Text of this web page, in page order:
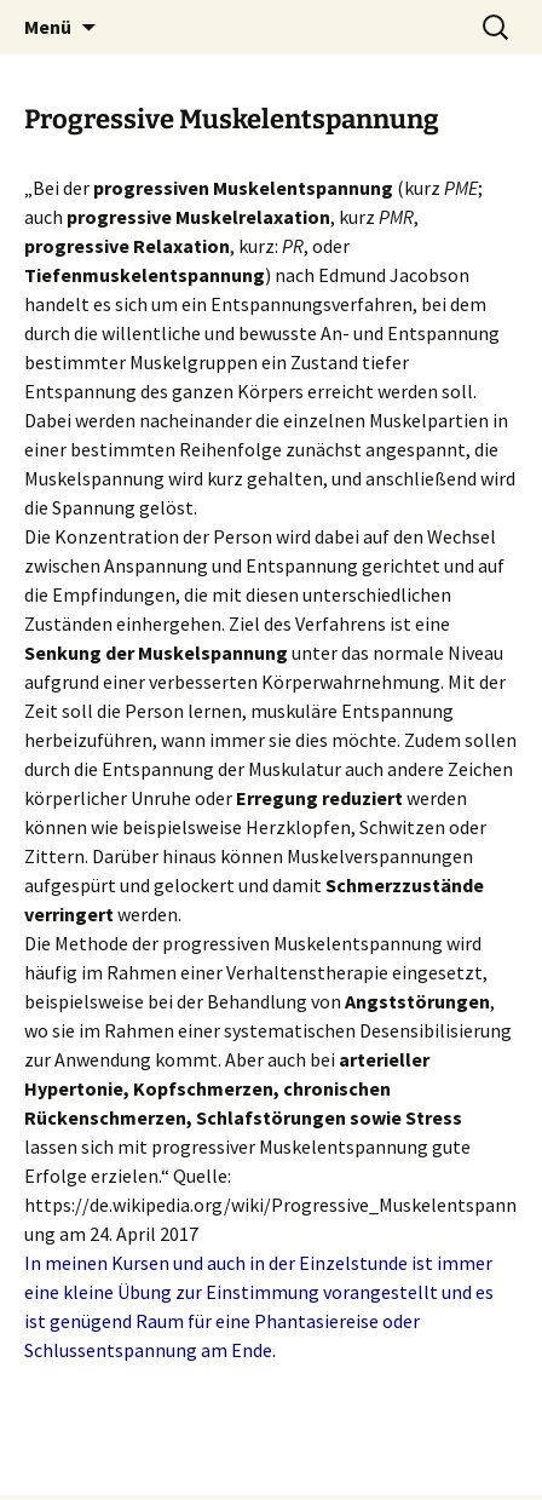
Ulrike Roderwald
Heilpraktische Psychotherapie
Menü
Suche
nach:
Progressive Muskelentspannung
„Bei der progressiven Muskelentspannung (kurz PME;
auch progressive Muskelrelaxation, kurz PMR,
progressive Relaxation, kurz: PR, oder
Tiefenmuskelentspannung) nach Edmund Jacobson
handelt es sich um ein Entspannungsverfahren, bei dem
durch die willentliche und bewusste An- und Entspannung
bestimmter Muskelgruppen ein Zustand tiefer
Entspannung des ganzen Körpers erreicht werden soll.
Dabei werden nacheinander die einzelnen Muskelpartien in
einer bestimmten Reihenfolge zunächst angespannt, die
Muskelspannung wird kurz gehalten, und anschließend wird
die Spannung gelöst.
Die Konzentration der Person wird dabei auf den Wechsel
zwischen Anspannung und Entspannung gerichtet und auf
die Empfindungen, die mit diesen unterschiedlichen
Zuständen einhergehen. Ziel des Verfahrens ist eine
Senkung der Muskelspannung unter das normale Niveau
aufgrund einer verbesserten Körperwahrnehmung. Mit der
Zeit soll die Person lernen, muskuläre Entspannung
herbeizuführen, wann immer sie dies möchte. Zudem sollen
durch die Entspannung der Muskulatur auch andere Zeichen
körperlicher Unruhe oder Erregung reduziertwerden
können wie beispielsweise Herzklopfen, Schwitzen oder
Zittern. Darüber hinaus können Muskelverspannungen
aufgespürt und gelockert und damitSchmerzzustände
verringertwerden.
Die Methode der progressiven Muskelentspannung wird
häufig im Rahmen einer Verhaltenstherapie eingesetzt,
beispielsweise bei der Behandlung von Angststörungen,
wo sie im Rahmen einer systematischen Desensibilisierung
zur Anwendung kommt. Aber auch bei arterieller
Hypertonie, Kopfschmerzen, chronischen
Rückenschmerzen, Schlafstörungen sowie Stress
lassen sich mit progressiver Muskelentspannung gute
Erfolge erzielen.“ Quelle:
https://de.wikipedia.org/wiki/Progressive_Muskelentspann
ung am 24. April 2017
In meinen Kursen und auch in der Einzelstunde ist immer
eine kleine Übung zur Einstimmung vorangestellt und es
ist genügend Raum für eine Phantasiereise oder
Schlussentspannung am Ende.